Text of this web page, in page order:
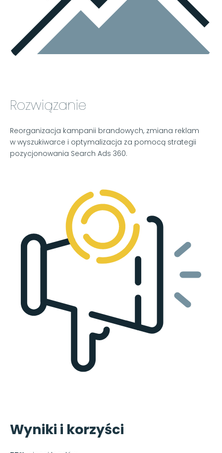
Rozwiązanie
Reorganizacja kampanii brandowych, zmiana reklam
w wyszukiwarce i optymalizacja za pomocą strategii
pozycjonowania Search Ads 360.
Wyniki i korzyści